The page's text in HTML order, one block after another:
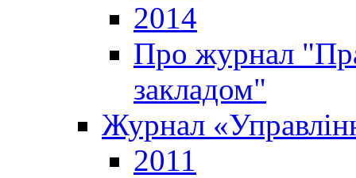
2014
Про журнал
закладом"
Журнал
2011